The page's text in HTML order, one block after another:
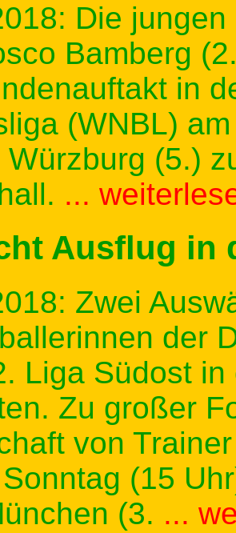
Die
Bamberg
in
(WNBL)
Würzburg (5.)
...
Ausflug in
Zwei
der
Liga Südost
Zu großer
von
(15
(3. ...